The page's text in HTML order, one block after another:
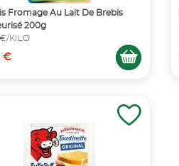
Fromage Au Lait De Brebis
200g
€/KILO
€